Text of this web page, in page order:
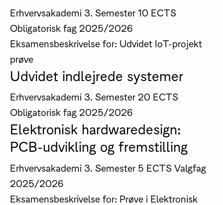
Erhvervsakademi 3. Semester 10 ECTS
Obligatorisk fag 2025/2026
Eksamensbeskrivelse for: Udvidet IoT-projekt
prøve
Udvidet indlejrede systemer
Erhvervsakademi 3. Semester 20 ECTS
Obligatorisk fag 2025/2026
Elektronisk hardwaredesign:
PCB-udvikling og fremstilling
Erhvervsakademi 3. Semester 5 ECTS Valgfag
2025/2026
Eksamensbeskrivelse for: Prøve i Elektronisk